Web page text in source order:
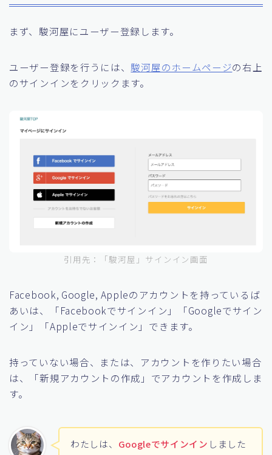
まず、駿河屋にユーザー登録します。
ユーザー登録を行うには、 駿河屋のホームページの右上
のサインインをクリックます。
引用先：「駿河屋」サインイン画面
Facebook, Google, Appleのアカウントを持っているば
あいは、「Facebookでサインイン」「Googleでサイン
イン」「Appleでサインイン」できます。
持っていない場合、または、アカウントを作りたい場合
は、「新規アカウントの作成」でアカウントを作成しま
す。
わたしは、 Googleでサインイン しました